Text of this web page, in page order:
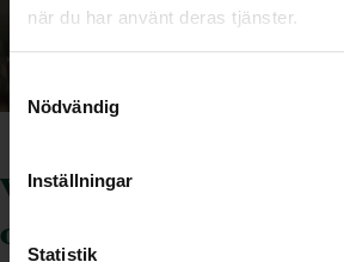
när du har använt deras tjänster.
Nödvändig
Inställningar
Statistik
Vill du beställa en
oss?